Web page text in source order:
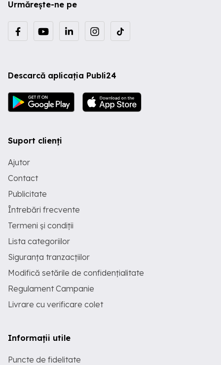
Urmărește-ne pe
Descarcă aplicația Publi24
Suport clienți
Ajutor
Contact
Publicitate
Întrebări frecvente
Termeni și condiții
Lista categoriilor
Siguranța tranzacțiilor
Modifică setările de confidențialitate
Regulament Campanie
Livrare cu verificare colet
Informații utile
Puncte de fidelitate